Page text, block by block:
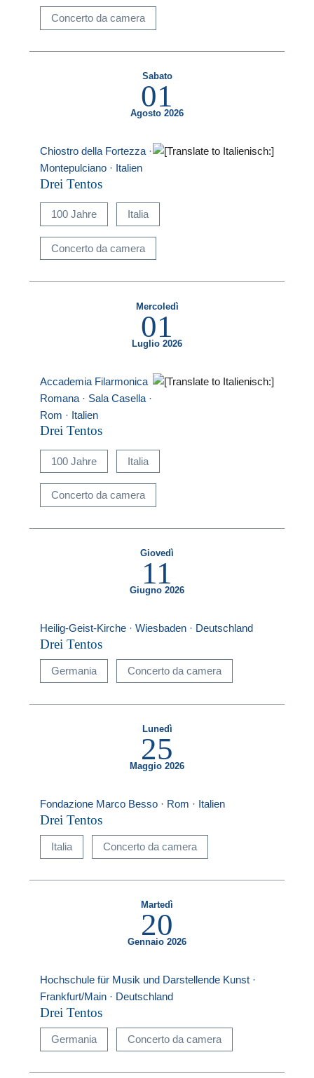
Concerto da camera
Sabato
01
Agosto 2026
Chiostro della Fortezza ·
Montepulciano · Italien
Drei Tentos
100 Jahre Italia
Concerto da camera
Mercoledì
01
Luglio 2026
Accademia Filarmonica
Romana · Sala Casella ·
Rom · Italien
Drei Tentos
100 Jahre Italia
Concerto da camera
Giovedì
11
Giugno 2026
Heilig-Geist-Kirche · Wiesbaden · Deutschland
Drei Tentos
Germania Concerto da camera
Lunedì
25
Maggio 2026
Fondazione Marco Besso · Rom · Italien
Drei Tentos
Italia Concerto da camera
Martedì
20
Gennaio 2026
Hochschule für Musik und Darstellende Kunst ·
Frankfurt/Main · Deutschland
Drei Tentos
Germania Concerto da camera